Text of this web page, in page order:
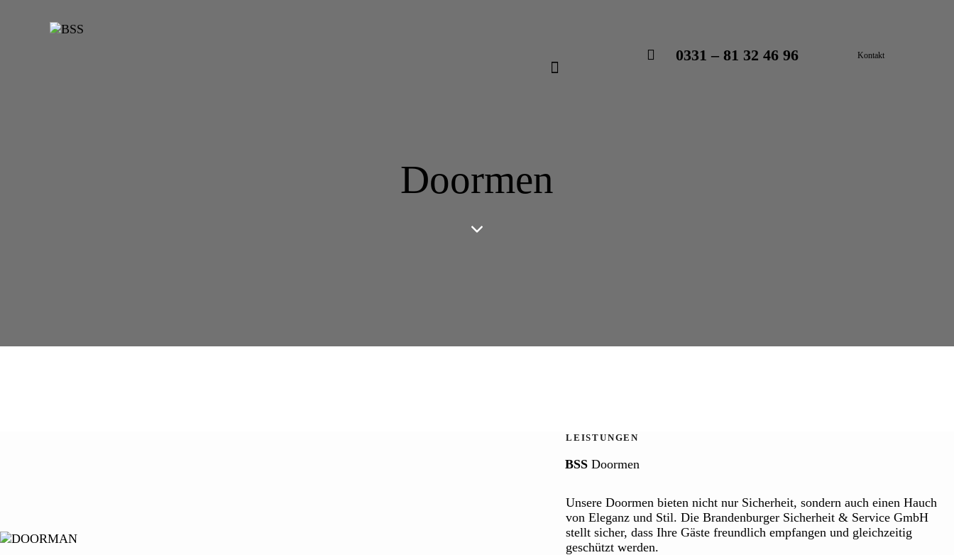
0331 – 81 32 46 96 Kontakt
Doormen
LEISTUNGEN
BSSDoormen
Unsere Doormen bieten nicht nur Sicherheit, sondern auch einen Hauch
von Eleganz und Stil. Die Brandenburger Sicherheit & Service GmbH
stellt sicher, dass Ihre Gäste freundlich empfangen und gleichzeitig
geschützt werden.